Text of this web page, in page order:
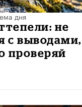
дня
не
с
проверяй